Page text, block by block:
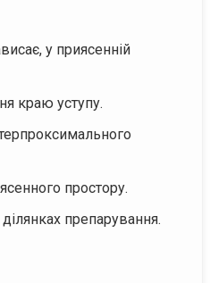
у приясенній
краю уступу.
простору.
препарування.